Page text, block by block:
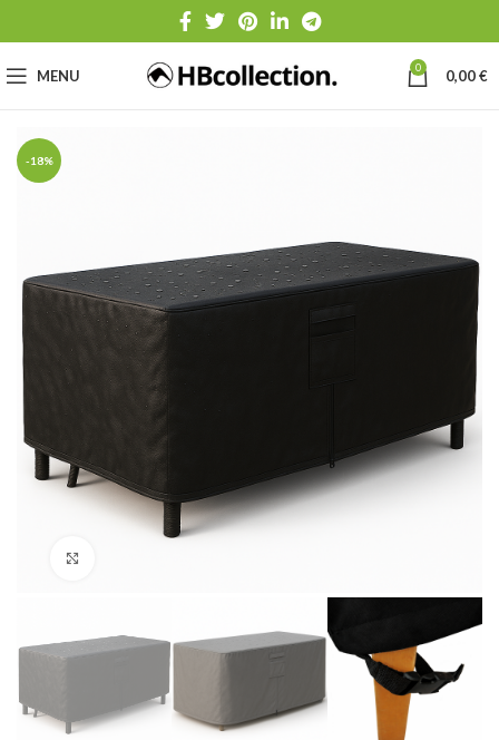
MENU 0 0,00€
-18%